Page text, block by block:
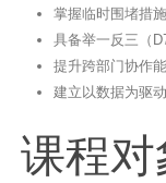
掌握临时围堵措
具备举一反三（
提升跨部门协作
建立以数据为驱
课程对